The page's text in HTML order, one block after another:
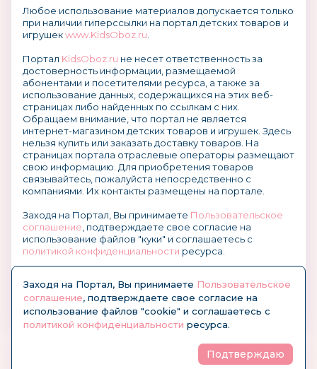
Любое использование материалов допускается только
при наличии гиперссылки на портал детских товаров и
игрушекwww.KidsOboz.ru
Портал KidsOboz.ru не несет ответственность за
достоверность информации, размещаемой
абонентами и посетителями ресурса, а также за
использование данных, содержащихся на этих веб-
страницах либо найденных по ссылкам с них.
Обращаем внимание, что портал не является
интернет-магазином детских товаров и игрушек. Здесь
нельзя купить или заказать доставку товаров. На
страницах портала отраслевые операторы размещают
свою информацию. Для приобретения товаров
связывайтесь, пожалуйста непосредственно с
компаниями. Их контакты размещены на портале.
Заходя на Портал, Вы принимаете Пользовательское
соглашение , подтверждаете свое согласие на
использование файлов "куки" и соглашаетесь с
политикой конфиденциальности ресурса.
© KidsOboz.RU 2004-2026
Заходя на Портал, Вы принимаете Пользовательское
соглашение, подтверждаете свое согласие на
использование файлов "cookie" и соглашаетесь с
политикой конфиденциальности ресурса.
Подтверждаю